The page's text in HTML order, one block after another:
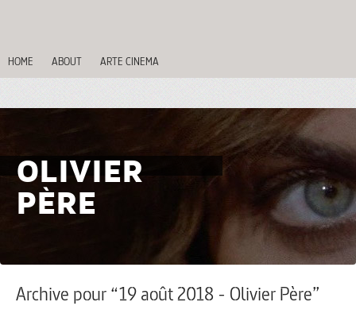
HOME ABOUT ARTE CINEMA
OLIVIER
PÈRE
Archive pour “19 août 2018 - Olivier Père”